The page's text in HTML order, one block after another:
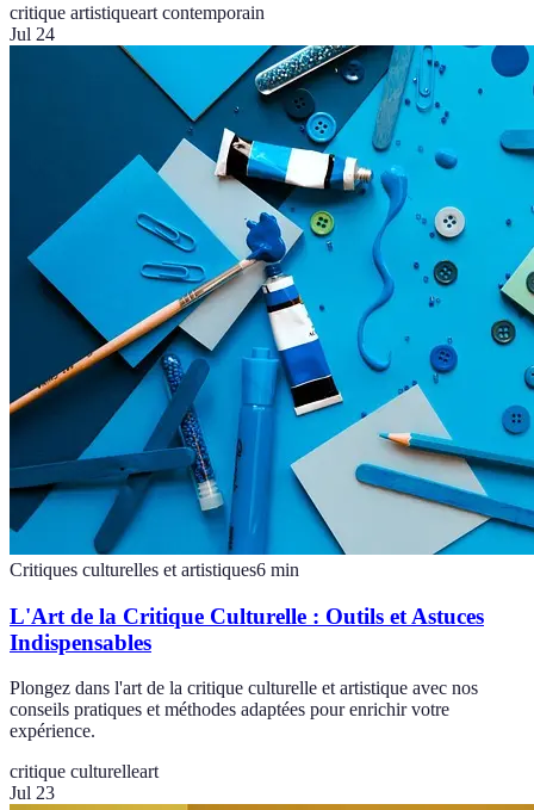
critique artistiqueart contemporain
Jul 24
Critiques culturelles et artistiques6 min
L'Art de la Critique Culturelle : Outils et Astuces
Indispensables
Plongez dans l'art de la critique culturelle et artistique avec nos
conseils pratiques et méthodes adaptées pour enrichir votre
expérience.
critique culturelleart
Jul 23